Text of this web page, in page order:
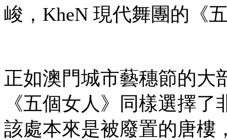
峻，KheN 現代舞團的《
正如澳門城市藝穗節的大
《五個女人》同樣選擇
該處本來是被廢置的唐樓